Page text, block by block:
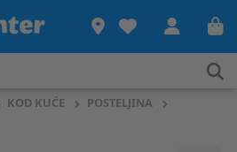
KOD KUĆE
POSTELJINA